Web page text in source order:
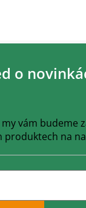
o
vám budeme
produktech na